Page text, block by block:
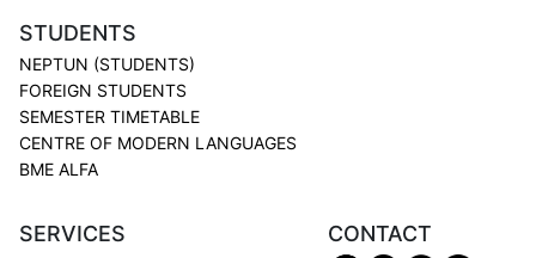
STUDENTS
NEPTUN (STUDENTS)
FOREIGN STUDENTS
SEMESTER TIMETABLE
CENTRE OF MODERN LANGUAGES
BME ALFA
SERVICES CONTACT